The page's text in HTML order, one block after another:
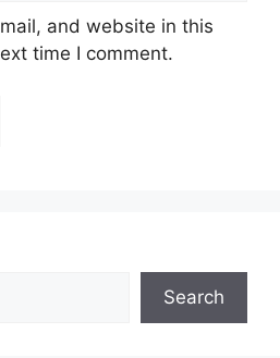
and website in this
time I comment.
Search